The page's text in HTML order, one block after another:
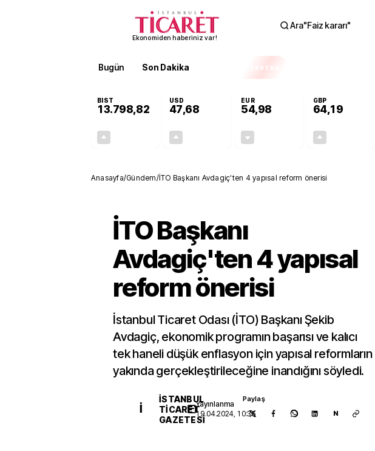
Ekonomiden haberiniz var!
Ara"Faiz kararı"
Bugün Son Dakika EKSTRA
BIST
13.798,82
USD
47,68
EUR
54,98
GBP
64,19
Anasayfa/Gündem/İTO Başkanı Avdagiç'ten 4 yapısal reform önerisi
İTO Başkanı
Avdagiç'ten 4 yapısal
reform önerisi
İstanbul Ticaret Odası (İTO) Başkanı Şekib
Avdagiç, ekonomik programın başarısı ve kalıcı
tek haneli düşük enflasyon için yapısal reformların
yakında gerçekleştirileceğine inandığını söyledi.
İ
İSTANBUL
TICARET
GAZETESI
Yayınlanma
19.04.2024, 10:36
Paylaş
N